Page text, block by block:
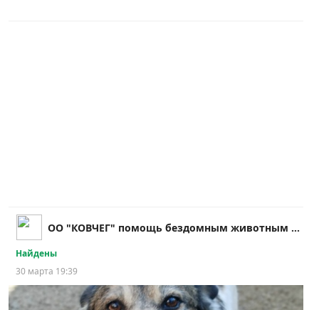
ОО "КОВЧЕГ" помощь бездомным животным в г. Ялта
Найдены
30 марта 19:39